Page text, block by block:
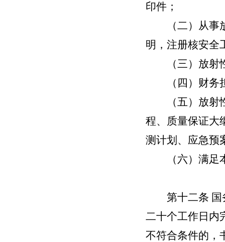
印件；
（二）从事放
明，注册核安全
（三）放射性
（四）财务
（五）放射性
程、质量保证大
测计划、应急预
（六）满足本
第十二条
二十个工作日内
不符合条件的，